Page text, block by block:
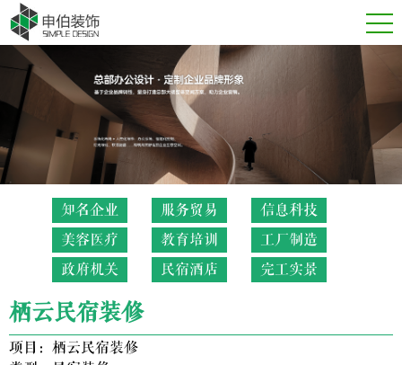
知名企业 服务贸易
信息科技
美容医疗
教育培训
工厂制造
政府机关
民宿酒店 完工实景
栖云民宿装修
项目： 栖云民宿装修